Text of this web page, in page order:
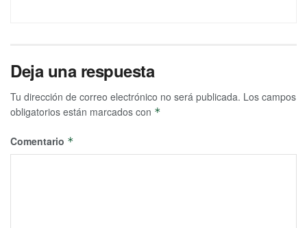
Deja una respuesta
Tu dirección de correo electrónico no será publicada. Los campos
obligatorios están marcados con *
Comentario *